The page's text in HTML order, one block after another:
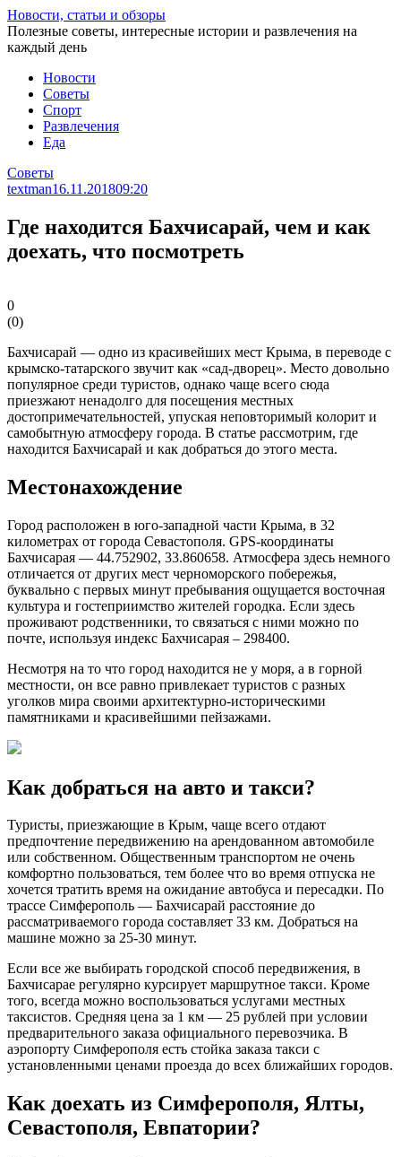
Перейти
к
статье
Новости, статьи и обзоры
Полезные советы, интересные истории и развлечения на
каждый день
Новости
Советы
Спорт
Развлечения
Еда
Советы
textman16.11.201809:20
Где находится Бахчисарай, чем и как
доехать, что посмотреть
0
(0)
Бахчисарай — одно из красивейших мест Крыма, в переводе с
крымско-татарского звучит как «сад-дворец». Место довольно
популярное среди туристов, однако чаще всего сюда
приезжают ненадолго для посещения местных
достопримечательностей, упуская неповторимый колорит и
самобытную атмосферу города. В статье рассмотрим, где
находится Бахчисарай и как добраться до этого места.
Местонахождение
Город расположен в юго-западной части Крыма, в 32
километрах от города Севастополя. GPS-координаты
Бахчисарая — 44.752902, 33.860658. Атмосфера здесь немного
отличается от других мест черноморского побережья,
буквально с первых минут пребывания ощущается восточная
культура и гостеприимство жителей городка. Если здесь
проживают родственники, то связаться с ними можно по
почте, используя индекс Бахчисарая – 298400.
Несмотря на то что город находится не у моря, а в горной
местности, он все равно привлекает туристов с разных
уголков мира своими архитектурно-историческими
памятниками и красивейшими пейзажами.
Как добраться на авто и такси?
Туристы, приезжающие в Крым, чаще всего отдают
предпочтение передвижению на арендованном автомобиле
или собственном. Общественным транспортом не очень
комфортно пользоваться, тем более что во время отпуска не
хочется тратить время на ожидание автобуса и пересадки. По
трассе Симферополь — Бахчисарай расстояние до
рассматриваемого города составляет 33 км. Добраться на
машине можно за 25-30 минут.
Если все же выбирать городской способ передвижения, в
Бахчисарае регулярно курсирует маршрутное такси. Кроме
того, всегда можно воспользоваться услугами местных
таксистов. Средняя цена за 1 км — 25 рублей при условии
предварительного заказа официального перевозчика. В
аэропорту Симферополя есть стойка заказа такси с
установленными ценами проезда до всех ближайших городов.
Как доехать из Симферополя, Ялты,
Севастополя, Евпатории?